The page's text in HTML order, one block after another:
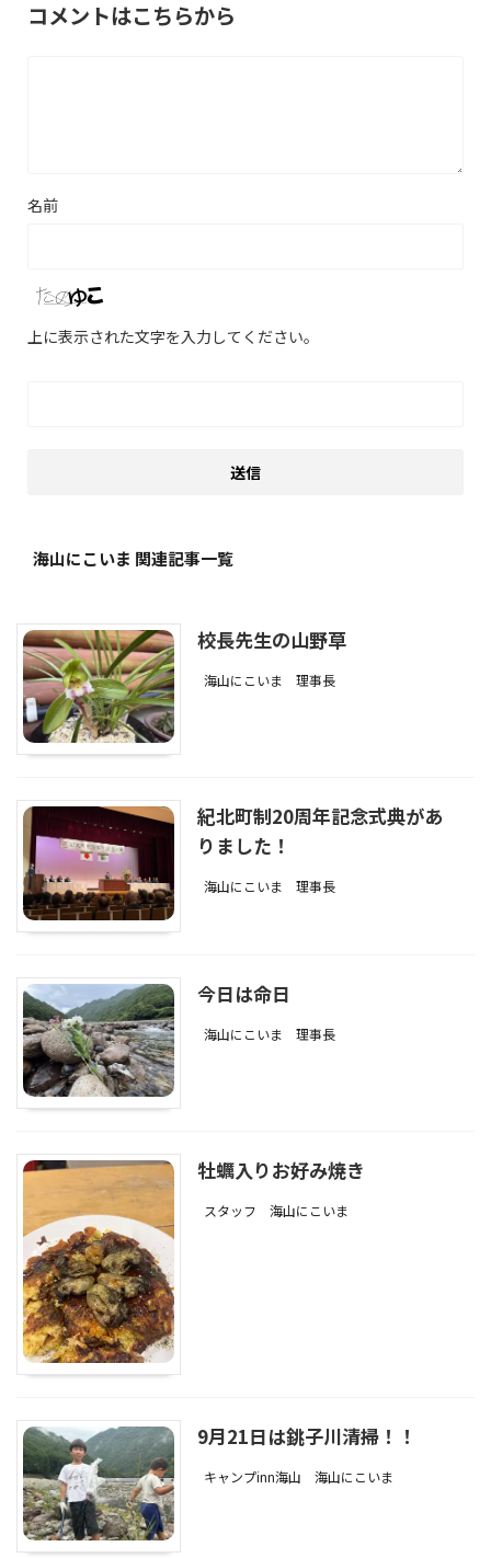
コメントはこちらから
名前
上に表示された文字を入力してください。
海山にこいま 関連記事一覧
校長先生の山野草
海山にこいま 理事長
紀北町制20周年記念式典があ
りました！
海山にこいま 理事長
今日は命日
海山にこいま 理事長
牡蠣入りお好み焼き
スタッフ 海山にこいま
9月21日は銚子川清掃！！
キャンプinn海山 海山にこいま